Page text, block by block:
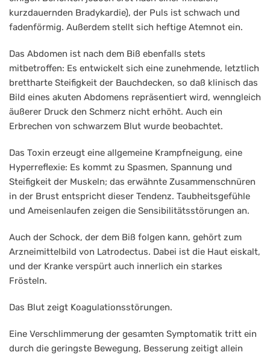
kurzdauernden Bradykardie), der Puls ist schwach und
fadenförmig. Außerdem stellt sich heftige Atemnot ein.
Das Abdomen ist nach dem Biß ebenfalls stets
mitbetroffen: Es entwickelt sich eine zunehmende, letztlich
brettharte Steifigkeit der Bauchdecken, so daß klinisch das
Bild eines akuten Abdomens repräsentiert wird, wenngleich
äußerer Druck den Schmerz nicht erhöht. Auch ein
Erbrechen von schwarzem Blut wurde beobachtet.
Das Toxin erzeugt eine allgemeine Krampfneigung, eine
Hyperreflexie: Es kommt zu Spasmen, Spannung und
Steifigkeit der Muskeln; das erwähnte Zusammenschnüren
in der Brust entspricht dieser Tendenz. Taubheitsgefühle
und Ameisenlaufen zeigen die Sensibilitätsstörungen an.
Auch der Schock, der dem Biß folgen kann, gehört zum
Arzneimittelbild von Latrodectus. Dabei ist die Haut eiskalt,
und der Kranke verspürt auch innerlich ein starkes
Frösteln.
Das Blut zeigt Koagulationsstörungen.
Eine Verschlimmerung der gesamten Symptomatik tritt ein
durch die geringste Bewegung, Besserung zeitigt allein